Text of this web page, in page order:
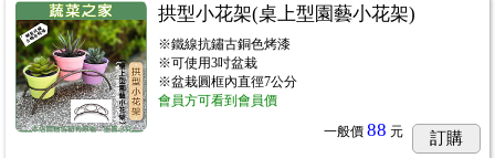
拱型小花架(桌上型園藝小花架)
※鐵線抗鏽古銅色烤漆
※可使用3吋盆栽
※盆栽圓框內直徑7公分
會員方可看到會員價
一般價 88 元 訂購